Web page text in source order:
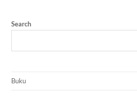
Search
Buku